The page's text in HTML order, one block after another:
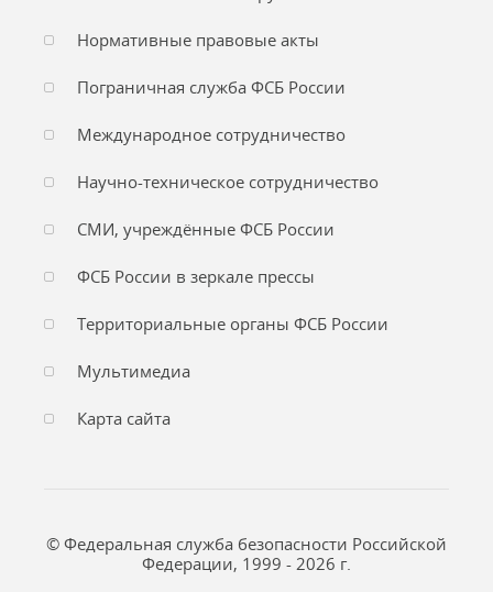
Нормативные правовые акты
Пограничная служба ФСБ России
Международное сотрудничество
Научно-техническое сотрудничество
СМИ, учреждённые ФСБ России
ФСБ России в зеркале прессы
Территориальные органы ФСБ России
Мультимедиа
Карта сайта
© Федеральная служба безопасности Российской
Федерации, 1999 - 2026 г.